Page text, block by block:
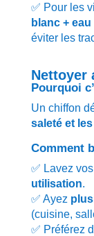
✅ Pour les
blanc + eau
éviter les
Nettoyer
Pourquoi
Un chiffon
saleté et
Comment
✅ Lavez
utilisation.
✅ Ayez
(cuisine,
✅ Préférez